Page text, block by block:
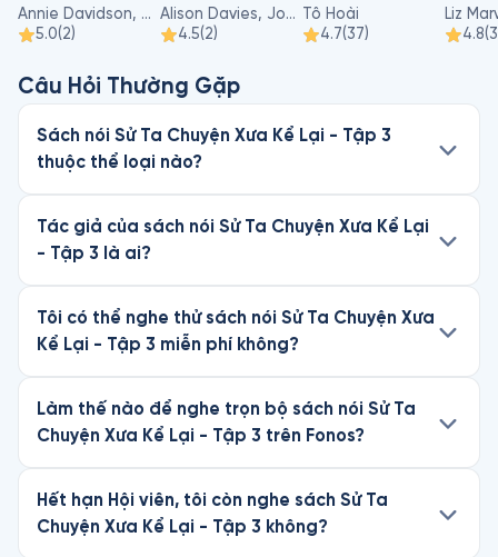
Annie Davidson, Richard Harrington
5.0(2)
Alison Davies, John James Audubon
4.5(2)
Tô Hoài
4.7(37) 4.8(3
Câu Hỏi Thường Gặp
Sách nói Sử Ta Chuyện Xưa Kể Lại - Tập 3
thuộc thể loại nào?
Tác giả của sách nói Sử Ta Chuyện Xưa Kể Lại
- Tập 3 là ai?
Tôi có thể nghe thử sách nói Sử Ta Chuyện Xưa
Kể Lại - Tập 3 miễn phí không?
Làm thế nào để nghe trọn bộ sách nói Sử Ta
Chuyện Xưa Kể Lại - Tập 3 trên Fonos?
Hết hạn Hội viên, tôi còn nghe sách Sử Ta
Chuyện Xưa Kể Lại - Tập 3 không?